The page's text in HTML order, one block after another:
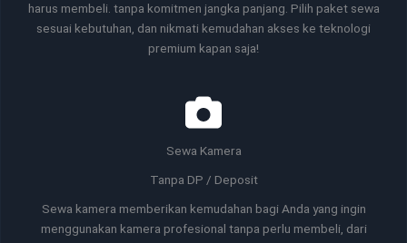
harus membeli. tanpa komitmen jangka panjang. Pilih paket sewa
sesuai kebutuhan, dan nikmati kemudahan akses ke teknologi
premium kapan saja!
Sewa Kamera
Tanpa DP / Deposit
Sewa kamera memberikan kemudahan bagi Anda yang ingin
menggunakan kamera profesional tanpa perlu membeli, dari